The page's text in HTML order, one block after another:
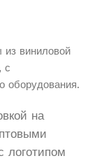
виниловой
с
оборудования.
на
логотипом